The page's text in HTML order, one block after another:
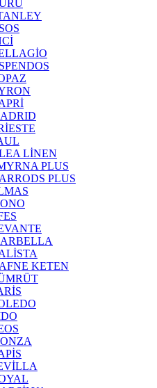
LİNEN
PLUS
PLUS
KETEN